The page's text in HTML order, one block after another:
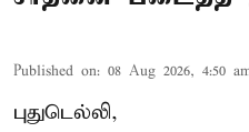
Published on: 08 Aug 2026, 4:50
புதுடெல்லி,